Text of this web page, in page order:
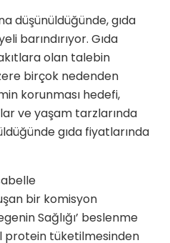
düşünüldüğünde, gıda
barındırıyor. Gıda
olan talebin
birçok nedenden
korunması hedefi,
ve yaşam tarzlarında
gıda fiyatlarında
bir komisyon
Sağlığı’ beslenme
protein tüketilmesinden